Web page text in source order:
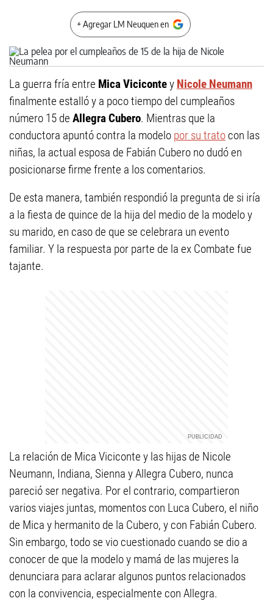
+ Agregar LM Neuquen en
La guerra fría entre Mica Vicicontey Nicole Neumann
finalmente estalló y a poco tiempo del cumpleaños
número 15 de Allegra Cubero. Mientras que la
conductora apuntó contra la modelo por su trato con las
niñas, la actual esposa de Fabián Cubero no dudó en
posicionarse firme frente a los comentarios.
De esta manera, también respondió la pregunta de si iría
a la fiesta de quince de la hija del medio de la modelo y
su marido, en caso de que se celebrara un evento
familiar. Y la respuesta por parte de la ex Combate fue
tajante.
La relación de Mica Viciconte y las hijas de Nicole
Neumann, Indiana, Sienna y Allegra Cubero, nunca
pareció ser negativa. Por el contrario, compartieron
varios viajes juntas, momentos con Luca Cubero, el niño
de Mica y hermanito de la Cubero, y con Fabián Cubero.
Sin embargo, todo se vio cuestionado cuando se dio a
conocer de que la modelo y mamá de las mujeres la
denunciara para aclarar algunos puntos relacionados
con la convivencia, especialmente con Allegra.